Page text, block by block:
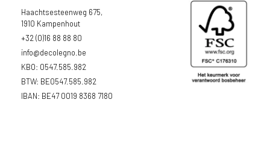
Haachtsesteenweg 675,
1910 Kampenhout
+32 (0)16 88 88 80
info@decolegno.be
KBO: 0547.585.982
BTW: BE0547.585.982
IBAN: BE47 0019 8368 7180